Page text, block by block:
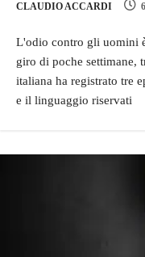
CLAUDIO ACCARDI
L'odio contro gli uomini
giro di poche settimane,
italiana ha registrato tre
e il linguaggio riservati